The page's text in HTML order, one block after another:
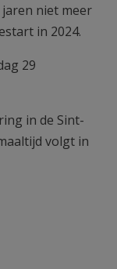
niet meer
in 2024.
29
in de Sint-
volgt in